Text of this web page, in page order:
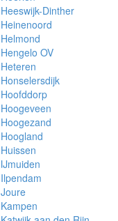
Heeswijk-Dinther
Heinenoord
Helmond
Hengelo OV
Heteren
Honselersdijk
Hoofddorp
Hoogeveen
Hoogezand
Hoogland
Huissen
IJmuiden
Ilpendam
Joure
Kampen